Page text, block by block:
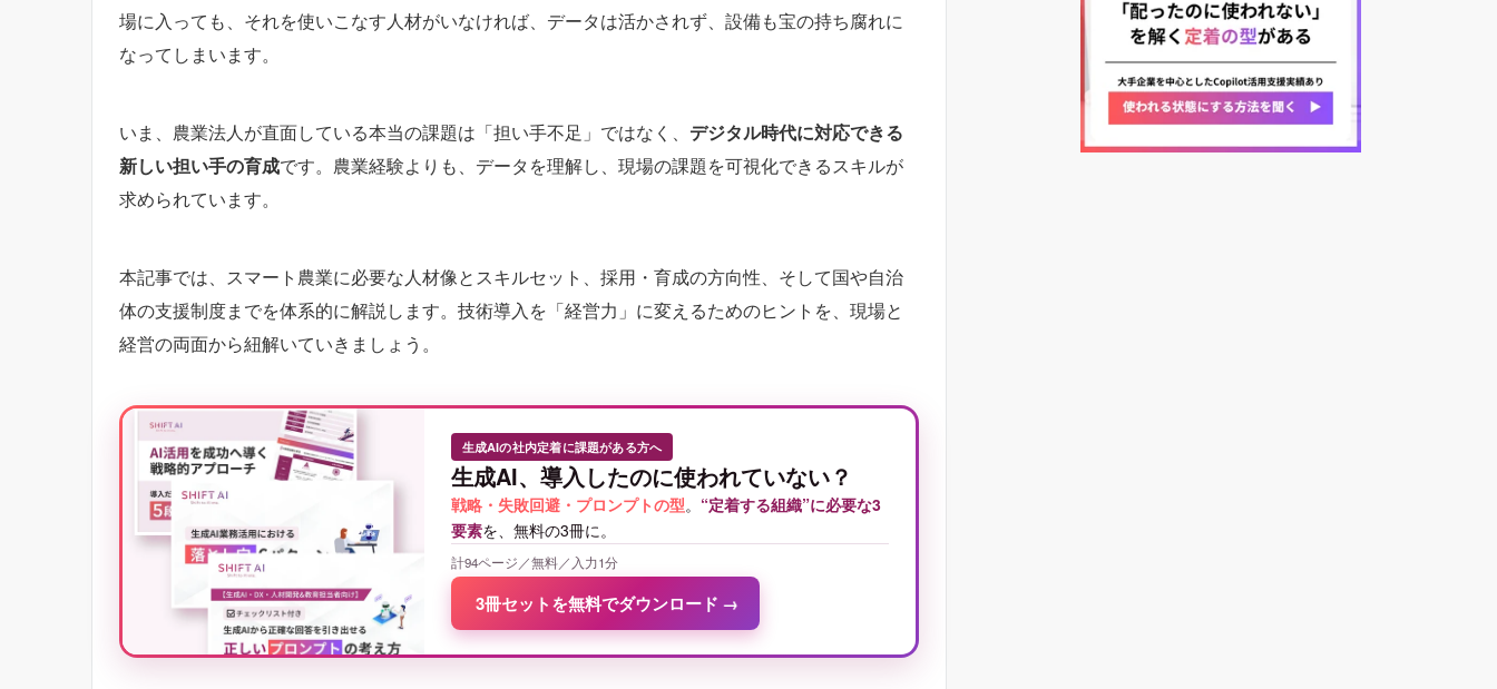
場に入っても、それを使いこなす人材がいなければ、データは活かされず、設備も宝の持ち腐れに
なってしまいます。
いま、農業法人が直面している本当の課題は「担い手不足」ではなく、 デジタル時代に対応できる
新しい担い手の育成です。農業経験よりも、データを理解し、現場の課題を可視化できるスキルが
求められています。
本記事では、スマート農業に必要な人材像とスキルセット、採用・育成の方向性、そして国や自治
体の支援制度までを体系的に解説します。技術導入を「経営力」に変えるためのヒントを、現場と
経営の両面から紐解いていきましょう。
生成AIの社内定着に課題がある方へ
生成AI、導入したのに使われていない？
戦略・失敗回避・プロンプトの型。 “定着する組織”に必要な3
要素を、無料の3冊に。
計94ページ／無料／入力1分
3冊セットを無料でダウンロード →